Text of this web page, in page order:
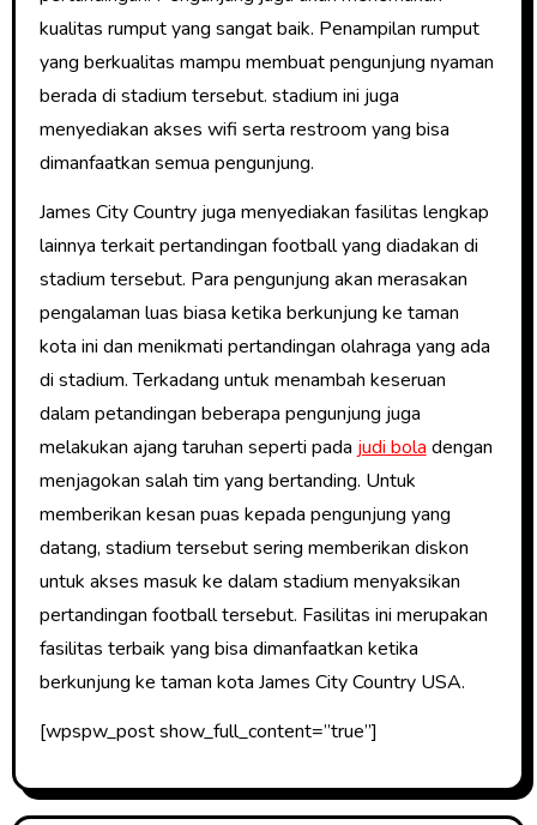
kualitas rumput yang sangat baik. Penampilan rumput
yang berkualitas mampu membuat pengunjung nyaman
berada di stadium tersebut. stadium ini juga
menyediakan akses wifi serta restroom yang bisa
dimanfaatkan semua pengunjung.
James City Country juga menyediakan fasilitas lengkap
lainnya terkait pertandingan football yang diadakan di
stadium tersebut. Para pengunjung akan merasakan
pengalaman luas biasa ketika berkunjung ke taman
kota ini dan menikmati pertandingan olahraga yang ada
di stadium. Terkadang untuk menambah keseruan
dalam petandingan beberapa pengunjung juga
melakukan ajang taruhan seperti pada judi bola dengan
menjagokan salah tim yang bertanding. Untuk
memberikan kesan puas kepada pengunjung yang
datang, stadium tersebut sering memberikan diskon
untuk akses masuk ke dalam stadium menyaksikan
pertandingan football tersebut. Fasilitas ini merupakan
fasilitas terbaik yang bisa dimanfaatkan ketika
berkunjung ke taman kota James City Country USA.
[wpspw_post show_full_content=”true”]